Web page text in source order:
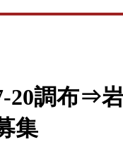
20調布⇒
集